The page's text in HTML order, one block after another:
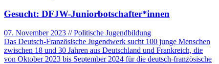
Gesucht: DFJW-Juniorbotschafter*innen
07. November 2023 // Politische Jugendbildung
Das Deutsch-Französische Jugendwerk sucht 100 junge Menschen
zwischen 18 und 30 Jahren aus Deutschland und Frankreich, die
von Oktober 2023 bis September 2024 für die deutsch-französische